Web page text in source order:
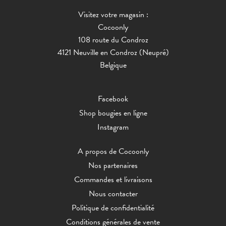
Visitez votre magasin :
Cocoonly
108 route du Condroz
4121 Neuville en Condroz (Neupré)
Belgique
Facebook
Shop bougies en ligne
Instagram
A propos de Cocoonly
Nos partenaires
Commandes et livraisons
Nous contacter
Politique de confidentialité
Conditions générales de vente